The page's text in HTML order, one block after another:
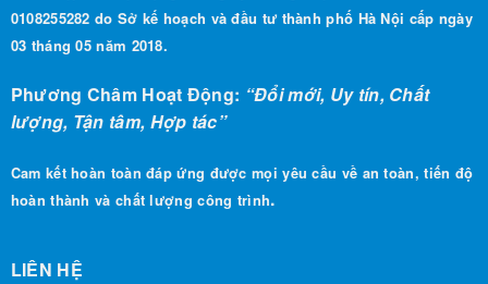
0108255282 do Sở kế hoạch và đầu tư thành phố Hà Nội cấp ngày
03 tháng 05 năm 2018.
Phương Châm Hoạt Động: “Đổi mới, Uy tín, Chất
lượng, Tận tâm, Hợp tác”
Cam kết hoàn toàn đáp ứng được mọi yêu cầu về an toàn, tiến độ
hoàn thành và chất lượng công trình.
LIÊN HỆ